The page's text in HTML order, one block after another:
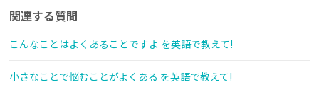
関連する質問
こんなことはよくあることですよ を英語で教えて!
小さなことで悩むことがよくある を英語で教えて!